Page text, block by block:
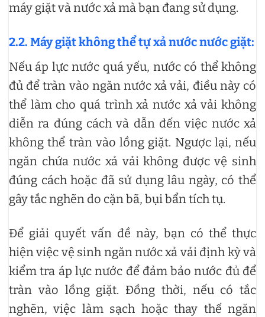
máy giặt và nước xả mà bạn đang sử dụng.
2.2. Máy giặt không thể tự xả nước nước giặt:
Nếu áp lực nước quá yếu, nước có thể không
đủ để tràn vào ngăn nước xả vải, điều này có
thể làm cho quá trình xả nước xả vải không
diễn ra đúng cách và dẫn đến việc nước xả
không thể tràn vào lồng giặt. Ngược lại, nếu
ngăn chứa nước xả vải không được vệ sinh
đúng cách hoặc đã sử dụng lâu ngày, có thể
gây tắc nghẽn do cặn bã, bụi bẩn tích tụ.
Để giải quyết vấn đề này, bạn có thể thực
hiện việc vệ sinh ngăn nước xả vải định kỳ và
kiểm tra áp lực nước để đảm bảo nước đủ để
tràn vào lồng giặt. Đồng thời, nếu có tắc
nghẽn, việc làm sạch hoặc thay thế ngăn